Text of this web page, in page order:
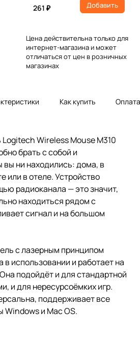
261 ₽ Добавить
Цена действительна только для
интернет-магазина и может
отличаться от цен в розничных
магазинах
Как купить Оплата
Wireless Mouse M310
брать с собой и
вы ни находились: дома, в
или в отеле. Устройство
радиоканала — это значит,
находиться рядом с
сигнал и на большом
с лазерным принципом
в использовании и работает на
подойдёт и для стандартной
и для нересурсоёмких игр.
поддерживает все
и Mac OS.